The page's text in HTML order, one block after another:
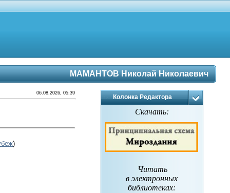
МАМАНТОВ Николай Николаевич
06.08.2026, 05:39
)
Колонка Редактора
Скачать:
Читать
в электронных
библиотеках: